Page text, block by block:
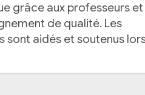
grâce aux professeurs et
de qualité. Les
sont aidés et soutenus